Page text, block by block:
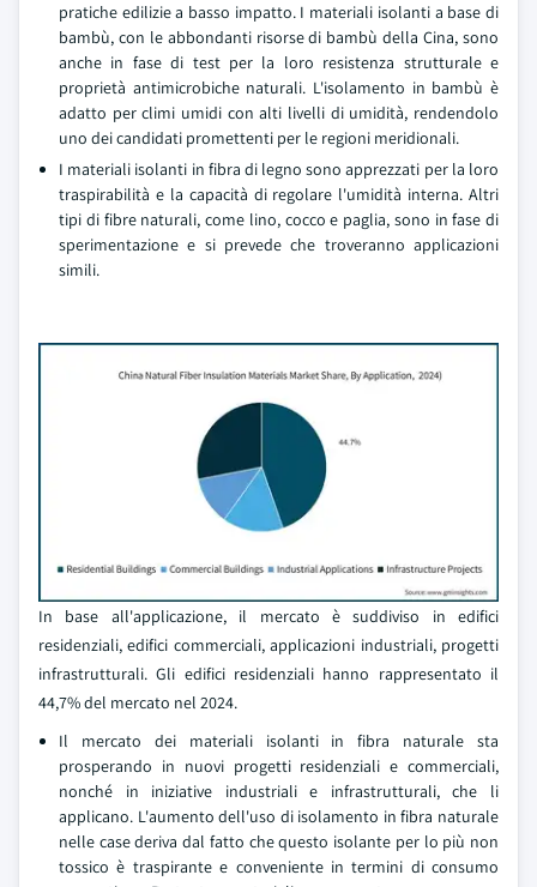
pratiche edilizie a basso impatto. I materiali isolanti a base di
bambù, con le abbondanti risorse di bambù della Cina, sono
anche in fase di test per la loro resistenza strutturale e
proprietà antimicrobiche naturali. L'isolamento in bambù è
adatto per climi umidi con alti livelli di umidità, rendendolo
uno dei candidati promettenti per le regioni meridionali.
I materiali isolanti in fibra di legno sono apprezzati per la loro
traspirabilità e la capacità di regolare l'umidità interna. Altri
tipi di fibre naturali, come lino, cocco e paglia, sono in fase di
sperimentazione e si prevede che troveranno applicazioni
simili.
In base all'applicazione, il mercato è suddiviso in edifici
residenziali, edifici commerciali, applicazioni industriali, progetti
infrastrutturali. Gli edifici residenziali hanno rappresentato il
44,7% del mercato nel 2024.
Il mercato dei materiali isolanti in fibra naturale sta
prosperando in nuovi progetti residenziali e commerciali,
nonché in iniziative industriali e infrastrutturali, che li
applicano. L'aumento dell'uso di isolamento in fibra naturale
nelle case deriva dal fatto che questo isolante per lo più non
tossico è traspirante e conveniente in termini di consumo